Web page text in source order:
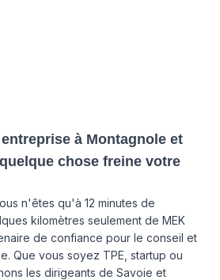
à Montagnole et
chose freine votre
n'êtes qu'à 12 minutes de
kilomètres seulement de MEK
de confiance pour le conseil et
Que vous soyez TPE, startup ou
les dirigeants de Savoie et